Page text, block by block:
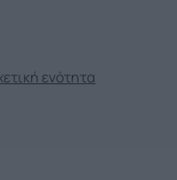
ενότητα